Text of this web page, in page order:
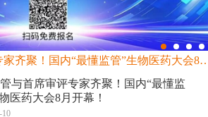
20+监管与首席审评专家齐聚！国内“最
与首席审评专家齐聚！国内“最懂监
医药大会8月开幕！
10